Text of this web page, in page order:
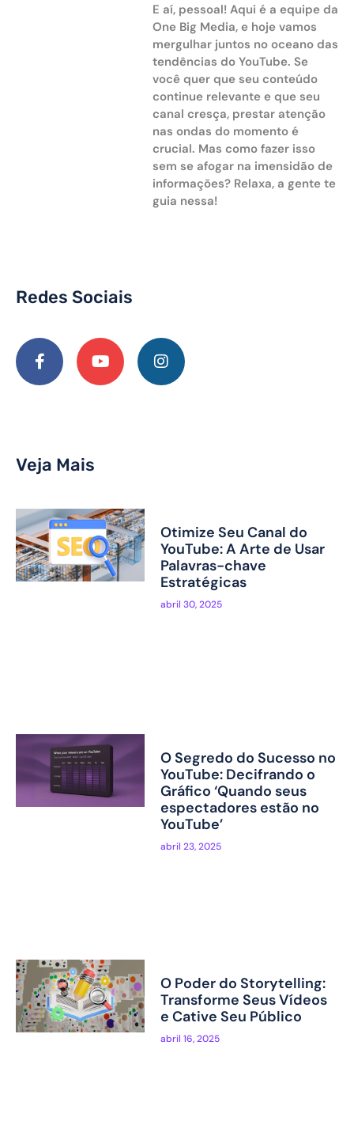
E aí, pessoal! Aqui é a equipe da
One Big Media, e hoje vamos
mergulhar juntos no oceano das
tendências do YouTube. Se
você quer que seu conteúdo
continue relevante e que seu
canal cresça, prestar atenção
nas ondas do momento é
crucial. Mas como fazer isso
sem se afogar na imensidão de
informações? Relaxa, a gente te
guia nessa!
Redes Sociais
Veja Mais
Otimize Seu Canal do
YouTube: A Arte de Usar
Palavras-chave
Estratégicas
abril 30, 2025
O Segredo do Sucesso no
YouTube: Decifrando o
Gráfico ‘Quando seus
espectadores estão no
YouTube’
abril 23, 2025
O Poder do Storytelling:
Transforme Seus Vídeos
e Cative Seu Público
abril 16, 2025